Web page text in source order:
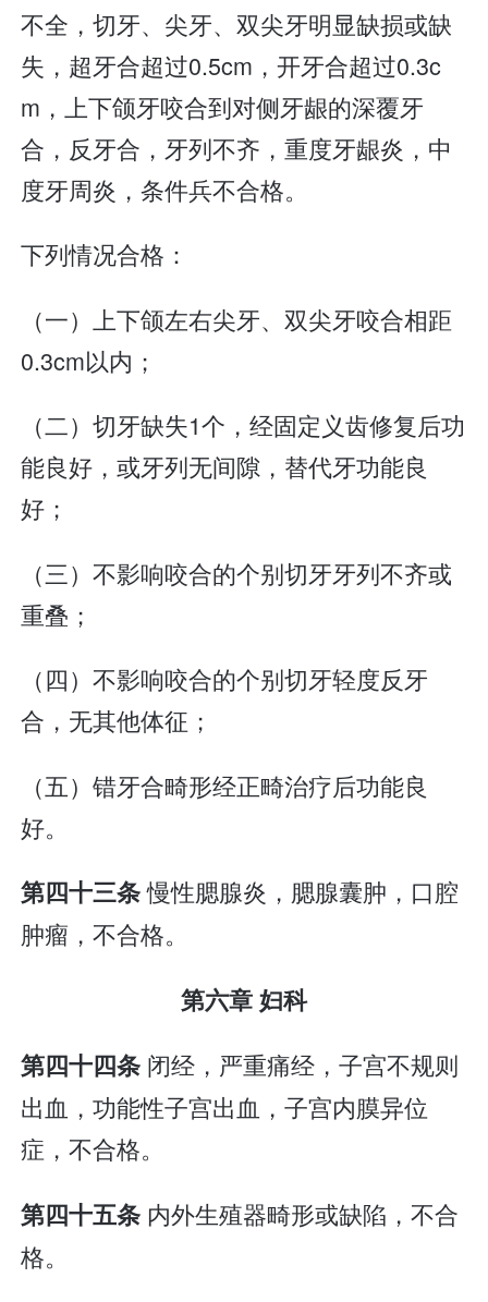
不全，切牙、尖牙、双尖牙明显缺损或缺
失，超牙合超过0.5cm，开牙合超过0.3c
m，上下颌牙咬合到对侧牙龈的深覆牙
合，反牙合，牙列不齐，重度牙龈炎，中
度牙周炎，条件兵不合格。
下列情况合格：
（一）上下颌左右尖牙、双尖牙咬合相距
0.3cm以内；
（二）切牙缺失1个，经固定义齿修复后功
能良好，或牙列无间隙，替代牙功能良
好；
（三）不影响咬合的个别切牙牙列不齐或
重叠；
（四）不影响咬合的个别切牙轻度反牙
合，无其他体征；
（五）错牙合畸形经正畸治疗后功能良
好。
第四十三条慢性腮腺炎，腮腺囊肿，口腔
肿瘤，不合格。
第六章 妇科
第四十四条 闭经，严重痛经，子宫不规则
出血，功能性子宫出血，子宫内膜异位
症，不合格。
第四十五条 内外生殖器畸形或缺陷，不合
格。